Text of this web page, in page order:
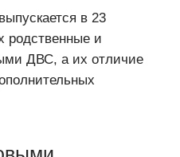
в 23
родственные и
ДВС, а их отличие